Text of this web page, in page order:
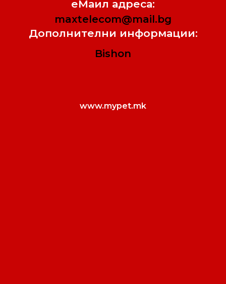
еМаил адреса:
maxtelecom@mail.bg
Дополнителни информации:
Bishon
www.mypet.mk